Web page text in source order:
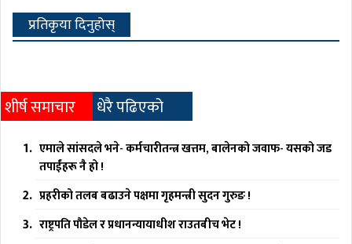
प्रतिकृया दिनुहोस्
शीर्ष समाचार धेरै पढिएको
एमाले सांसदले भने- कर्मचारीतन्त्र खत्तम, बालेनको जवाफ- यसको जड
तपाईंहरू नै हो !
प्रहरीको तलब बढाउने पक्षमा गृहमन्त्री सुदन गुरुङ !
राष्ट्रपति पौडेल र प्रधानन्यायाधीश राउतबीच भेट !